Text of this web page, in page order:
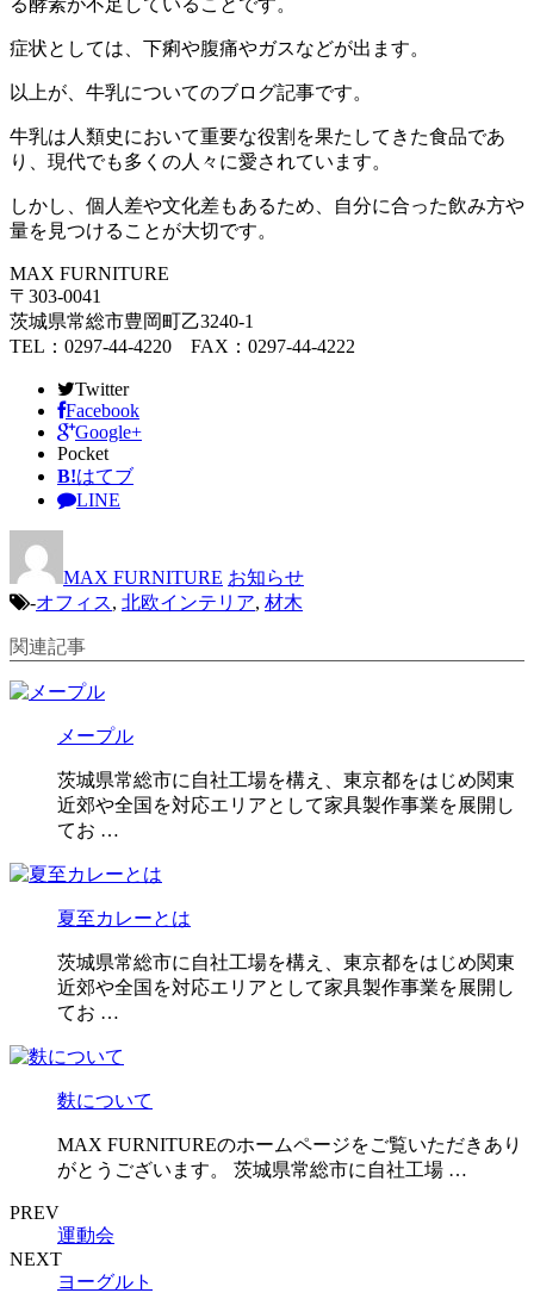
症状としては、下痢や腹痛やガスなどが出ます。
以上が、牛乳についてのブログ記事です。
牛乳は人類史において重要な役割を果たしてきた食品であ
り、現代でも多くの人々に愛されています。
しかし、個人差や文化差もあるため、自分に合った飲み方や
量を見つけることが大切です。
MAX FURNITURE
〒303-0041
茨城県常総市豊岡町乙3240-1
TEL：0297-44-4220 FAX：0297-44-4222
Twitter
Facebook
Google+
Pocket
B!はてブ
LINE
MAX FURNITURE お知らせ
-オフィス, 北欧インテリア, 材木
関連記事
メープル
茨城県常総市に自社工場を構え、東京都をはじめ関東
近郊や全国を対応エリアとして家具製作事業を展開し
てお …
夏至カレーとは
茨城県常総市に自社工場を構え、東京都をはじめ関東
近郊や全国を対応エリアとして家具製作事業を展開し
てお …
麩について
MAX FURNITUREのホームページをご覧いただきあり
がとうございます。 茨城県常総市に自社工場 …
PREV
運動会
NEXT
ヨーグルト